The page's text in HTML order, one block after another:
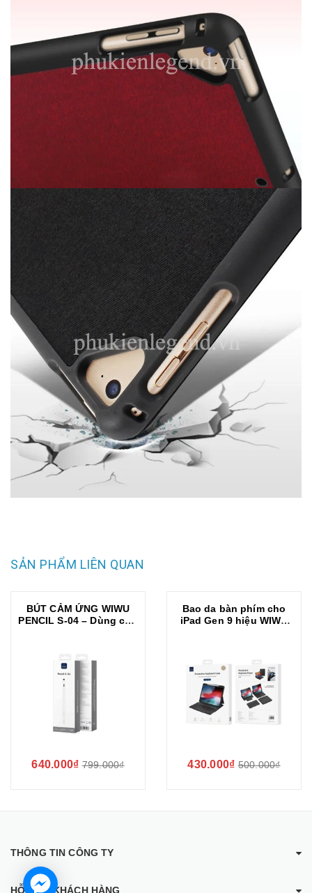
SẢN PHẨM LIÊN QUAN
BÚT CẢM ỨNG WIWU
PENCIL S-04 – Dùng cho
TÍNH TIỆN LỢI
640.000₫ 799.000₫
Bao da bàn phím cho
iPad Gen 9 hiệu WIWU
430.000₫ 500.000₫
THÔNG TIN CÔNG TY
HỖ TRỢ KHÁCH HÀNG